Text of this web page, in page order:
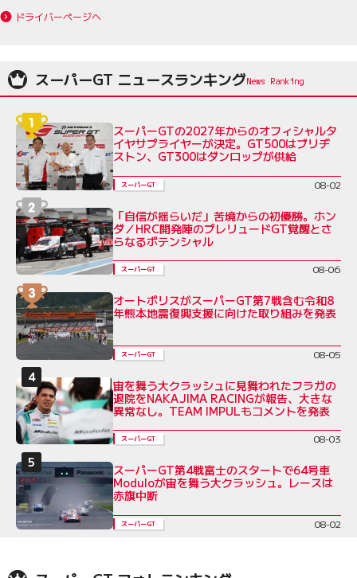
ドライバーページへ
スーパーGT ニュースランキング
スーパーGTの2027年からのオフィシャルタ
イヤサプライヤーが決定。GT500はブリヂ
ストン、GT300はダンロップが供給
スーパーGT 08-02
「自信が揺らいだ」苦境からの初優勝。ホン
ダ／HRC開発陣のプレリュードGT覚醒とさ
らなるポテンシャル
スーパーGT 08-06
オートポリスがスーパーGT第7戦含む令和8
年熊本地震復興支援に向けた取り組みを発表
スーパーGT 08-05
宙を舞う大クラッシュに見舞われたフラガの
退院をNAKAJIMA RACINGが報告、大きな
異常なし。TEAM IMPULもコメントを発表
スーパーGT 08-03
スーパーGT第4戦富士のスタートで64号車
Moduloが宙を舞う大クラッシュ。レースは
赤旗中断
スーパーGT 08-02